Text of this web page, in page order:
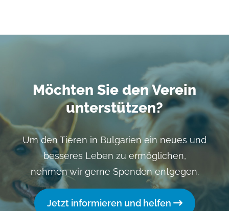
Möchten Sie den Verein
unterstützen?
Um den Tieren in Bulgarien ein neues und
besseres Leben zu ermöglichen,
nehmen wir gerne Spenden entgegen.
Jetzt informieren und helfen